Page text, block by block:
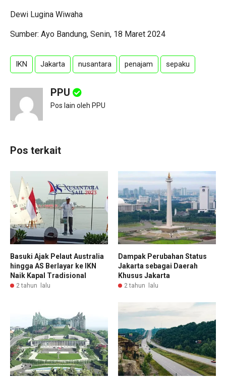
Dewi Lugina Wiwaha
Sumber: Ayo Bandung, Senin, 18 Maret 2024
IKN Jakarta nusantara penajam sepaku
PPU
Pos lain oleh PPU
Pos terkait
Basuki Ajak Pelaut Australia
hingga AS Berlayar ke IKN
Naik Kapal Tradisional
2 tahun lalu
Dampak Perubahan Status
Jakarta sebagai Daerah
Khusus Jakarta
2 tahun lalu